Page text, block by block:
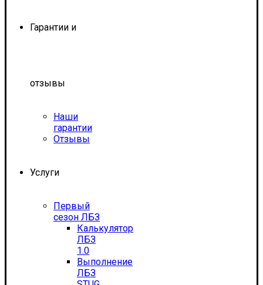
Гарантии и
отзывы
Наши
гарантии
Отзывы
Услуги
Первый
сезон ЛБЗ
Калькулятор
ЛБЗ
1.0
Выполнение
ЛБЗ